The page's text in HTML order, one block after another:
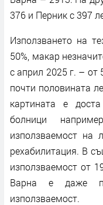
376 и Перник с 397
Използването на
50%, макар
с април 2025 г. – от
почти половината
картината е
болници
използваемост на
рехабилитация. В
използваемост от
Варна е даже
използваемост.